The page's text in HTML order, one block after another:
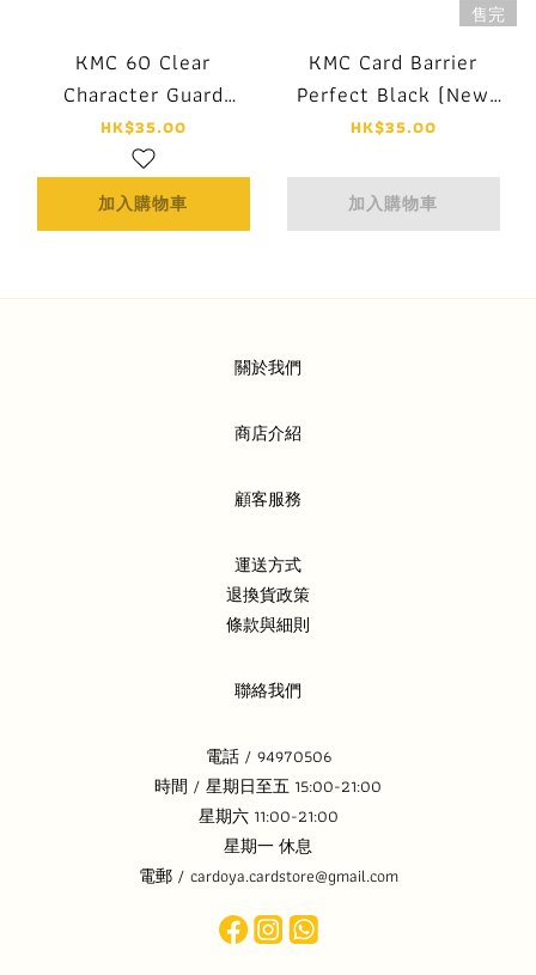
KMC 60 Clear
Character Guard
Sleeves - Mat & Clear
(New 2023)
HK$35.00
加入購物車
售完
KMC Card Barrier
Perfect Black (New
2023)
HK$35.00
加入購物車
關於我們
商店介紹
顧客服務
運送方式
退換貨政策
條款與細則
聯絡我們
電話 / 94970506
時間 / 星期日至五 15:00-21:00
星期六 11:00-21:00
星期一 休息
電郵 / cardoya.cardstore@gmail.com